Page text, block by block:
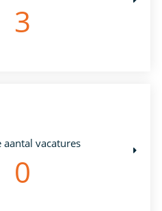
3
aantal vacatures
0